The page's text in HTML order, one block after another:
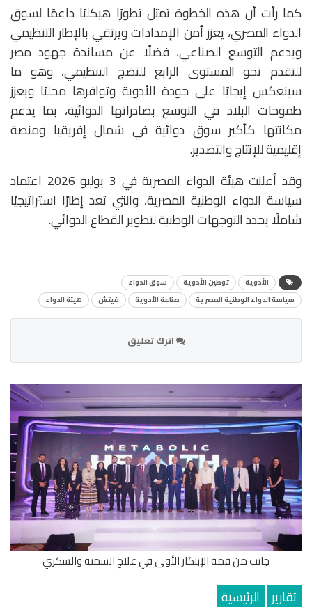
كما رأت أن هذه الخطوة تمثل تطورًا هيكليًا داعمًا لسوق
الدواء المصري، يعزز أمن الإمدادات ويرتقي بالإطار التنظيمي
ويدعم التوسع الصناعي، فضلًا عن مساندة جهود مصر
للتقدم نحو المستوى الرابع للنضج التنظيمي، وهو ما
سينعكس إيجابًا على جودة الأدوية وتوافرها محليًا ويعزز
طموحات البلاد في التوسع بصادراتها الدوائية، بما يدعم
مكانتها كأكبر سوق دوائية في شمال إفريقيا ومنصة
إقليمية للإنتاج والتصدير.
وقد أعلنت هيئة الدواء المصرية في 3 يوليو 2026 اعتماد
سياسة الدواء الوطنية المصرية، والتي تعد إطارًا استراتيجيًا
شاملًا يحدد التوجهات الوطنية لتطوير القطاع الدوائي.
الأدوية توطين الأدوية
سوق الدواء
سياسة الدواء الوطنية المصرية
صناعة الأدوية فيتش هيئة الدواء
اترك تعليق
جانب من قمة الإبتكار الأولى في علاج السمنة والسكري
تقارير الرئيسية